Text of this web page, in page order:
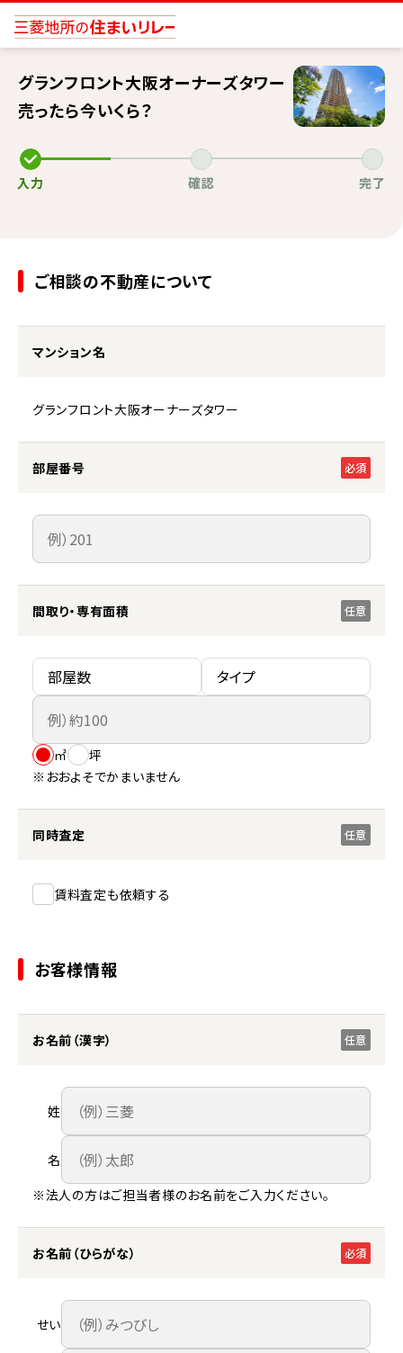
グランフロント大阪オーナーズタワー
売ったら今いくら？
入力 確認 完了
ご相談の不動産について
マンション名
グランフロント大阪オーナーズタワー
部屋番号 必須
間取り・専有面積 任意
㎡
坪
※おおよそでかまいません
同時査定 任意
賃料査定も依頼する
お客様情報
お名前（漢字） 任意
姓
名
※法人の方はご担当者様のお名前をご入力ください。
お名前（ひらがな） 必須
せい